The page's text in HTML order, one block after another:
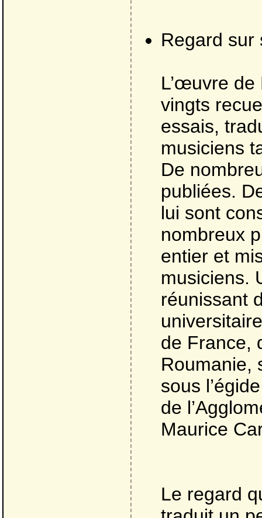
Regard sur
L’œuvre
vingts
essais,
musiciens
De
publiées.
lui sont
nombreux
entier et
musiciens.
réunissant
de France,
Roumanie,
sous
de
Maurice
Le regard